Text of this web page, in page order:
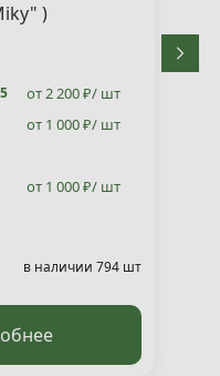
)
от 2 200 ₽/ шт
от 1 000 ₽/ шт
от 1 000 ₽/ шт
в наличии 794 шт